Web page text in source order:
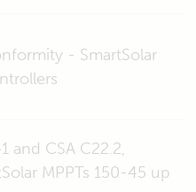
- SmartSolar
and CSA C22.2,
MPPTs 150-45 up